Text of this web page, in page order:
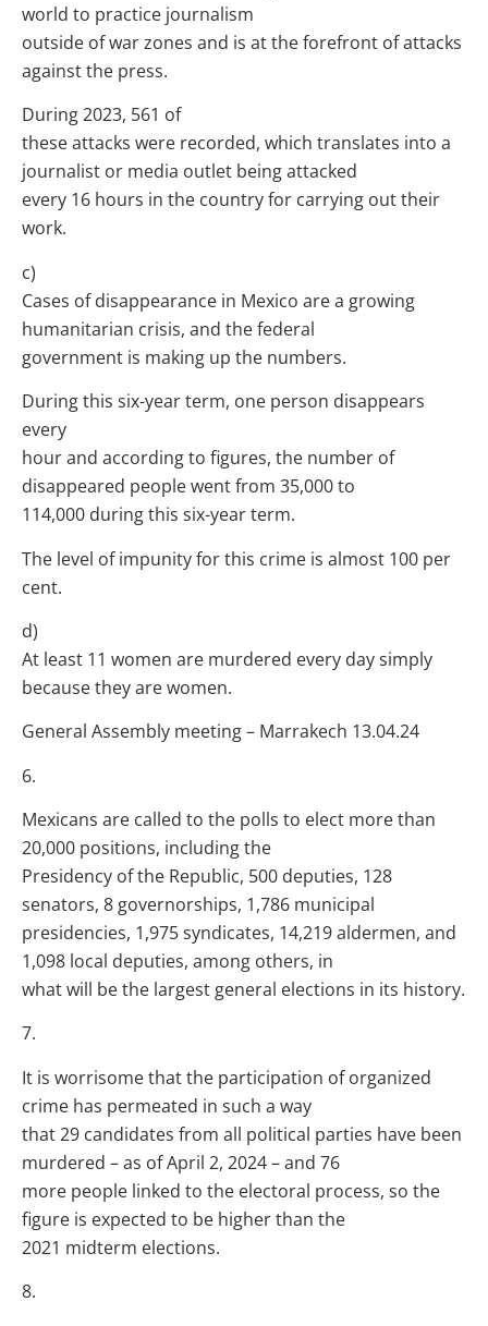
world to practice journalism
outside of war zones and is at the forefront of attacks
against the press.
During 2023, 561 of
these attacks were recorded, which translates into a
journalist or media outlet being attacked
every 16 hours in the country for carrying out their
work.
c)
Cases of disappearance in Mexico are a growing
humanitarian crisis, and the federal
government is making up the numbers.
During this six-year term, one person disappears
every
hour and according to figures, the number of
disappeared people went from 35,000 to
114,000 during this six-year term.
The level of impunity for this crime is almost 100 per
cent.
d)
At least 11 women are murdered every day simply
because they are women.
General Assembly meeting – Marrakech 13.04.24
6.
Mexicans are called to the polls to elect more than
20,000 positions, including the
Presidency of the Republic, 500 deputies, 128
senators, 8 governorships, 1,786 municipal
presidencies, 1,975 syndicates, 14,219 aldermen, and
1,098 local deputies, among others, in
what will be the largest general elections in its history.
7.
It is worrisome that the participation of organized
crime has permeated in such a way
that 29 candidates from all political parties have been
murdered – as of April 2, 2024 – and 76
more people linked to the electoral process, so the
figure is expected to be higher than the
2021 midterm elections.
8.